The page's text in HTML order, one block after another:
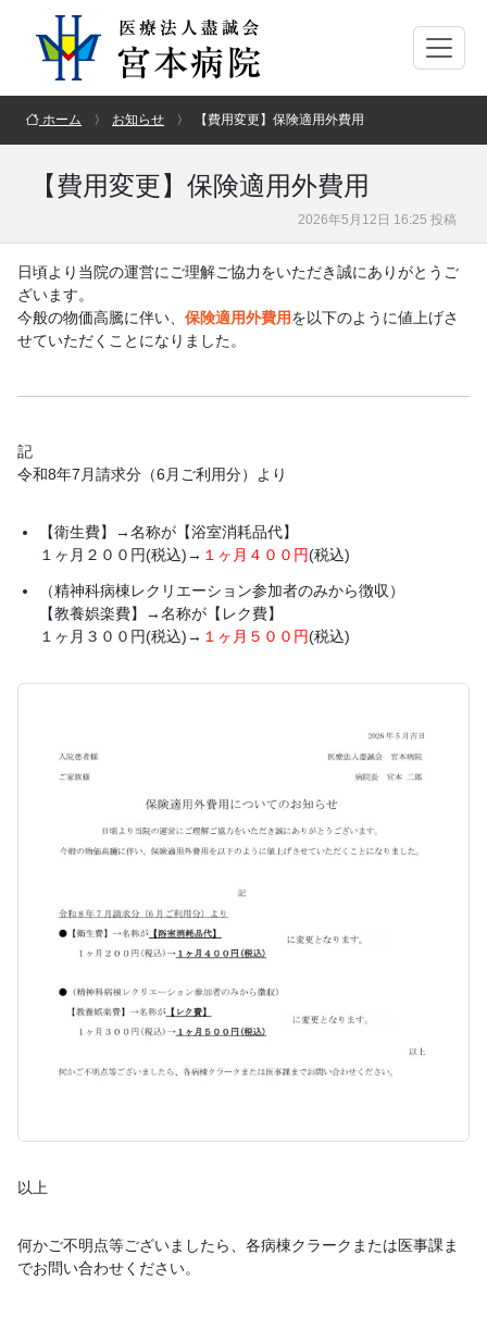
ホーム お知らせ 【費用変更】保険適用外費用
【費用変更】保険適用外費用
2026年5月12日 16:25 投稿
日頃より当院の運営にご理解ご協力をいただき誠にありがとうご
ざいます。
今般の物価高騰に伴い、 保険適用外費用を以下のように値上げさ
せていただくことになりました。
記
令和8年7月請求分（6月ご利用分）より
【衛生費】→名称が【浴室消耗品代】
１ヶ月２００円(税込)→ １ヶ月４００円(税込)
（精神科病棟レクリエーション参加者のみから徴収）
【教養娯楽費】→名称が【レク費】
１ヶ月３００円(税込)→ １ヶ月５００円(税込)
以上
何かご不明点等ございましたら、各病棟クラークまたは医事課ま
でお問い合わせください。